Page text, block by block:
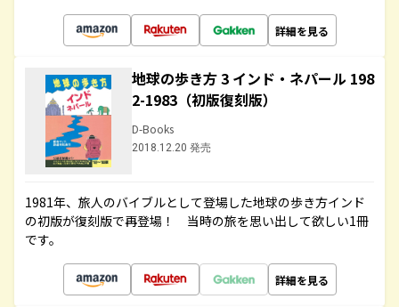
詳細を見る
地球の歩き方 3 インド・ネパール 198
2-1983（初版復刻版）
D-Books
2018.12.20 発売
1981年、旅人のバイブルとして登場した地球の歩き方インド
の初版が復刻版で再登場！ 当時の旅を思い出して欲しい1冊
です。
詳細を見る